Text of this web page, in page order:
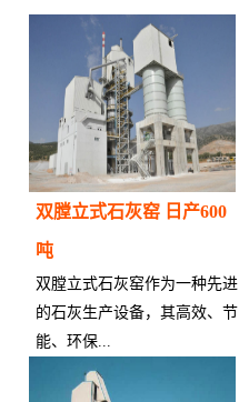
双膛立式石灰窑 日产600
吨
双膛立式石灰窑作为一种先进
的石灰生产设备，其高效、节
能、环保...
供应商：